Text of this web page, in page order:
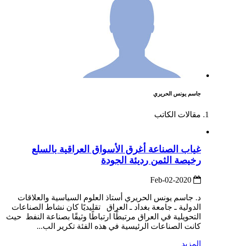
جاسم يونس الحريري
مقالات الكاتب
غياب الصناعة أغرق الأسواق العراقية بالسلع
رخيصة الثمن رديئة الجودة
د. جاسم يونس الحريري أستاذ العلوم السياسية والعلاقات
الدولية ـ جامعة بغداد ـ العراق تقليديًا كان نشاط الصناعات
التحويلية في العراق مرتبطًا ارتباطًا وثيقًا بصناعة النفط حيث
كانت الصناعات الرئيسية في هذه الفئة تكرير الب...
المزيد